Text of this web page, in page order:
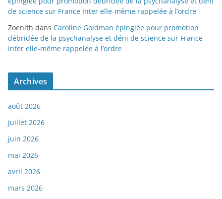
de science sur France Inter elle-même rappelée à l’ordre
Zoenith dans Caroline Goldman épinglée pour promotion
débridée de la psychanalyse et déni de science sur France
Inter elle-même rappelée à l’ordre
Archives
août 2026
juillet 2026
juin 2026
mai 2026
avril 2026
mars 2026